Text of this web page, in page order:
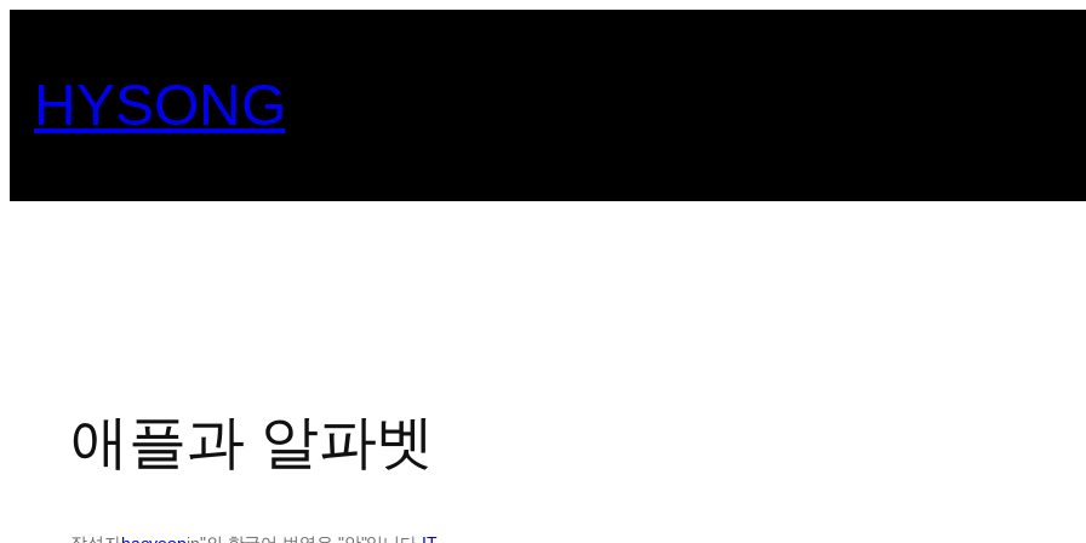
로
로
HYSONG
애플과 알파벳